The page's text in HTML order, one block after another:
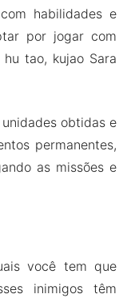
habilidades e
por jogar com
tao, kujao Sara
obtidas e
permanentes,
as missões e
você tem que
inimigos têm